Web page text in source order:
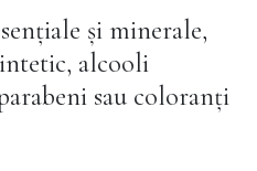
și minerale,
alcooli
sau coloranți